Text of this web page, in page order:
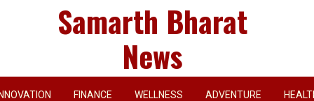
Samarth Bharat
News
INNOVATION FINANCE WELLNESS ADVENTURE